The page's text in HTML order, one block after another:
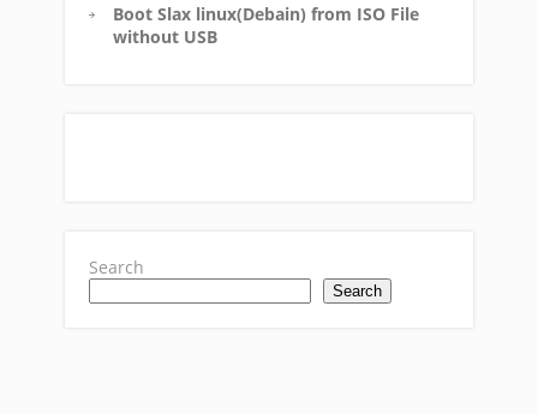
Boot Slax linux(Debain) from ISO File
without USB
Search
Search